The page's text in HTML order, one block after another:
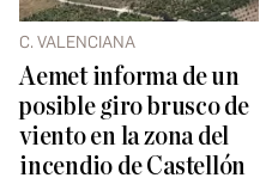
C. VALENCIANA
Aemet informa de un
posible giro brusco de
viento en la zona del
incendio de Castellón